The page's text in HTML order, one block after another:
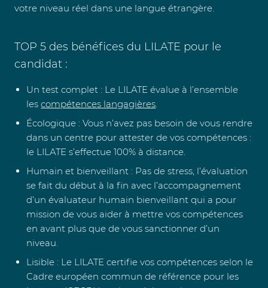
votre niveau réel dans une langue étrangère.
TOP 5 des bénéfices du LILATE pour le
candidat :
Un test complet : Le LILATE évalue à l’ensemble
lescompétences langagières
Écologique : Vous n’avez pas besoin de vous rendre
dans un centre pour attester de vos compétences :
le LILATE s’effectue 100% à distance.
Humain et bienveillant : Pas de stress, l’évaluation
se fait du début à la fin avec l’accompagnement
d’un évaluateur humain bienveillant qui a pour
mission de vous aider à mettre vos compétences
en avant plus que de vous sanctionner d’un
niveau.
Lisible : Le LILATE certifie vos compétences selon le
Cadre européen commun de référence pour les